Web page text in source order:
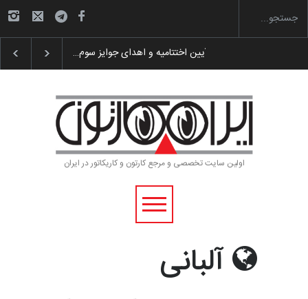
گزارش تصویری آیین اختتامیه و اهدای جوایز سوم…
اولین سایت تخصصی و مرجع کارتون و کاریکاتور در ایران
آلبانی